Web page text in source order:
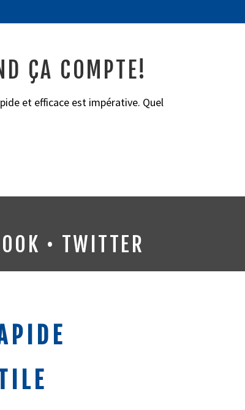
ÇA COMPTE!
et efficace est impérative. Quel
• TWITTER